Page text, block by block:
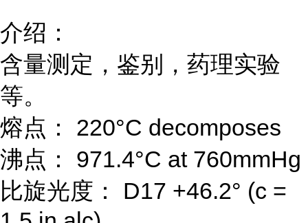
介绍：
含量测定，鉴别，药理实验
等。
熔点： 220°C decomposes
沸点： 971.4°C at 760mmHg
比旋光度： D17 +46.2° (c =